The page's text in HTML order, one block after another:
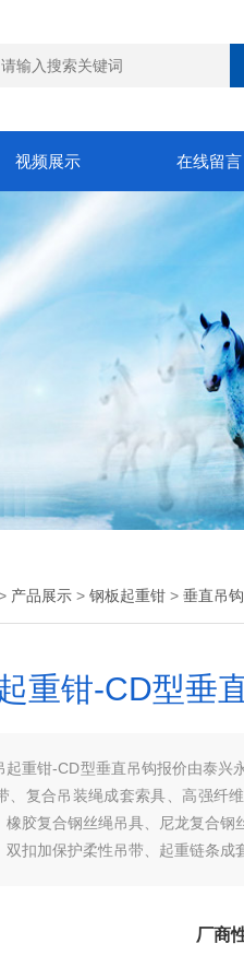
视频展示 在线留言
产品展示> 钢板起重钳> 垂直吊钩
重钳-CD型垂
起重钳-CD型垂直吊钩报价由泰兴
、复合吊装绳成套索具、高强纤
橡胶复合钢丝绳吊具、尼龙复合钢
扣加保护柔性吊带、起重链条成
厂商